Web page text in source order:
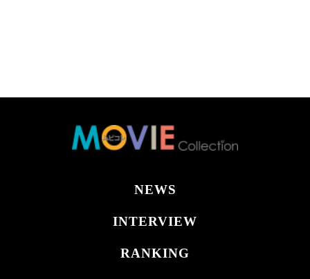
NEWS
INTERVIEW
RANKING